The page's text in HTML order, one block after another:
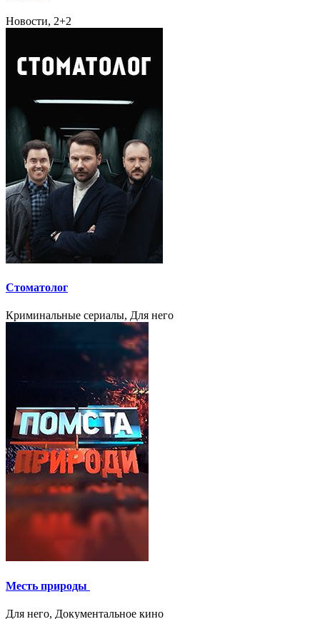
Новости, 2+2
Стоматолог
Криминальные сериалы, Для него
Месть природы
Для него, Документальное кино